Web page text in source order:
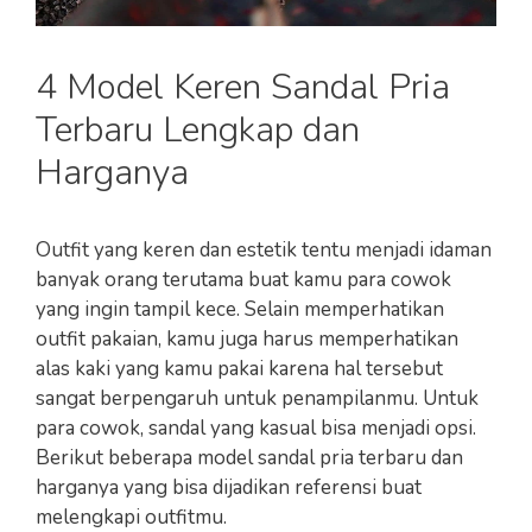
4 Model Keren Sandal Pria
Terbaru Lengkap dan
Harganya
Outfit yang keren dan estetik tentu menjadi idaman
banyak orang terutama buat kamu para cowok
yang ingin tampil kece. Selain memperhatikan
outfit pakaian, kamu juga harus memperhatikan
alas kaki yang kamu pakai karena hal tersebut
sangat berpengaruh untuk penampilanmu. Untuk
para cowok, sandal yang kasual bisa menjadi opsi.
Berikut beberapa model sandal pria terbaru dan
harganya yang bisa dijadikan referensi buat
melengkapi outfitmu.